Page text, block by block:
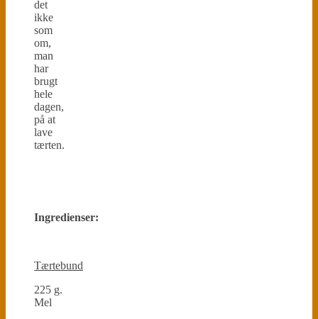
det
ikke
som
om,
man
har
brugt
hele
dagen,
på at
lave
tærten.
Ingredienser:
Tærtebund
225 g.
Mel